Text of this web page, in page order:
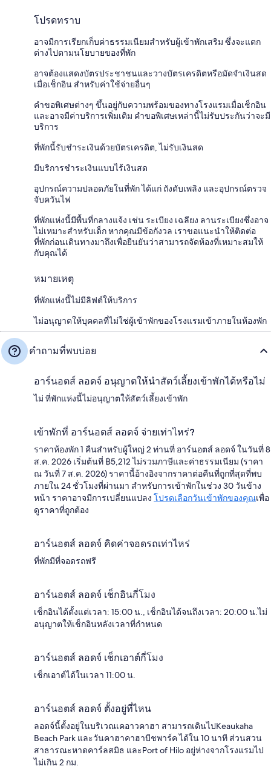
โปรดทราบ
อาจมีการเรียกเก็บค่าธรรมเนียมสำหรับผู้เข้าพักเสริม ซึ่งจะแตก
ต่างไปตามนโยบายของที่พัก
อาจต้องแสดงบัตรประชาชนและวางบัตรเครดิตหรือมัดจำเงินสด
เมื่อเช็กอิน สำหรับค่าใช้จ่ายอื่นๆ
คำขอพิเศษต่างๆ ขึ้นอยู่กับความพร้อมของทางโรงแรมเมื่อเช็กอิน
และอาจมีค่าบริการเพิ่มเติม คำขอพิเศษเหล่านี้ไม่รับประกันว่าจะมี
บริการ
ที่พักนี้รับชำระเงินด้วยบัตรเครดิต, ไม่รับเงินสด
มีบริการชำระเงินแบบไร้เงินสด
อุปกรณ์ความปลอดภัยในที่พัก ได้แก่ ถังดับเพลิง และอุปกรณ์ตรวจ
จับควันไฟ
ที่พักแห่งนี้มีพื้นที่กลางแจ้ง เช่น ระเบียง เฉลียง ลานระเบียงซึ่งอาจ
ไม่เหมาะสำหรับเด็ก หากคุณมีข้อกังวล เราขอแนะนำให้ติดต่อ
ที่พักก่อนเดินทางมาถึงเพื่อยืนยันว่าสามารถจัดห้องที่เหมาะสมให้
กับคุณได้
หมายเหตุ
ที่พักแห่งนี้ไม่มีลิฟต์ให้บริการ
ไม่อนุญาตให้บุคคลที่ไม่ใช่ผู้เข้าพักของโรงแรมเข้าภายในห้องพัก
คำถามที่พบบ่อย
อาร์นอตส์ ลอดจ์ อนุญาตให้นำสัตว์เลี้ยงเข้าพักได้หรือไม่
ไม่ ที่พักแห่งนี้ไม่อนุญาตให้สัตว์เลี้ยงเข้าพัก
เข้าพักที่ อาร์นอตส์ ลอดจ์ จ่ายเท่าไหร่?
ราคาห้องพัก 1 คืนสำหรับผู้ใหญ่ 2 ท่านที่ อาร์นอตส์ ลอดจ์ ในวันที่ 8
ส.ค. 2026 เริ่มต้นที่ ฿5,212 ไม่รวมภาษีและค่าธรรมเนียม (ราคา
ณ วันที่ 7 ส.ค. 2026) ราคานี้อ้างอิงจากราคาต่อคืนที่ถูกที่สุดที่พบ
ภายใน 24 ชั่วโมงที่ผ่านมา สำหรับการเข้าพักในช่วง 30 วันข้าง
หน้า ราคาอาจมีการเปลี่ยนแปลง โปรดเลือกวันเข้าพักของคุณเพื่อ
ดูราคาที่ถูกต้อง
อาร์นอตส์ ลอดจ์ คิดค่าจอดรถเท่าไหร่
ที่พักมีที่จอดรถฟรี
อาร์นอตส์ ลอดจ์ เช็กอินกี่โมง
เช็กอินได้ตั้งแต่เวลา: 15:00 น., เช็กอินได้จนถึงเวลา: 20:00 น.ไม่
อนุญาตให้เช็กอินหลังเวลาที่กำหนด
อาร์นอตส์ ลอดจ์ เช็กเอาต์กี่โมง
เช็กเอาต์ได้ในเวลา 11:00 น.
อาร์นอตส์ ลอดจ์ ตั้งอยู่ที่ไหน
ลอดจ์นี้ตั้งอยู่ในบริเวณเคอาวคาฮา สามารถเดินไปKeaukaha
Beach Park และวันคาฮาคาฮาบีชพาร์ค ได้ใน 10 นาที ส่วนสวน
สาธารณะหาดคาร์ลสมิธ และPort of Hilo อยู่ห่างจากโรงแรมไป
ไม่เกิน 2 กม.